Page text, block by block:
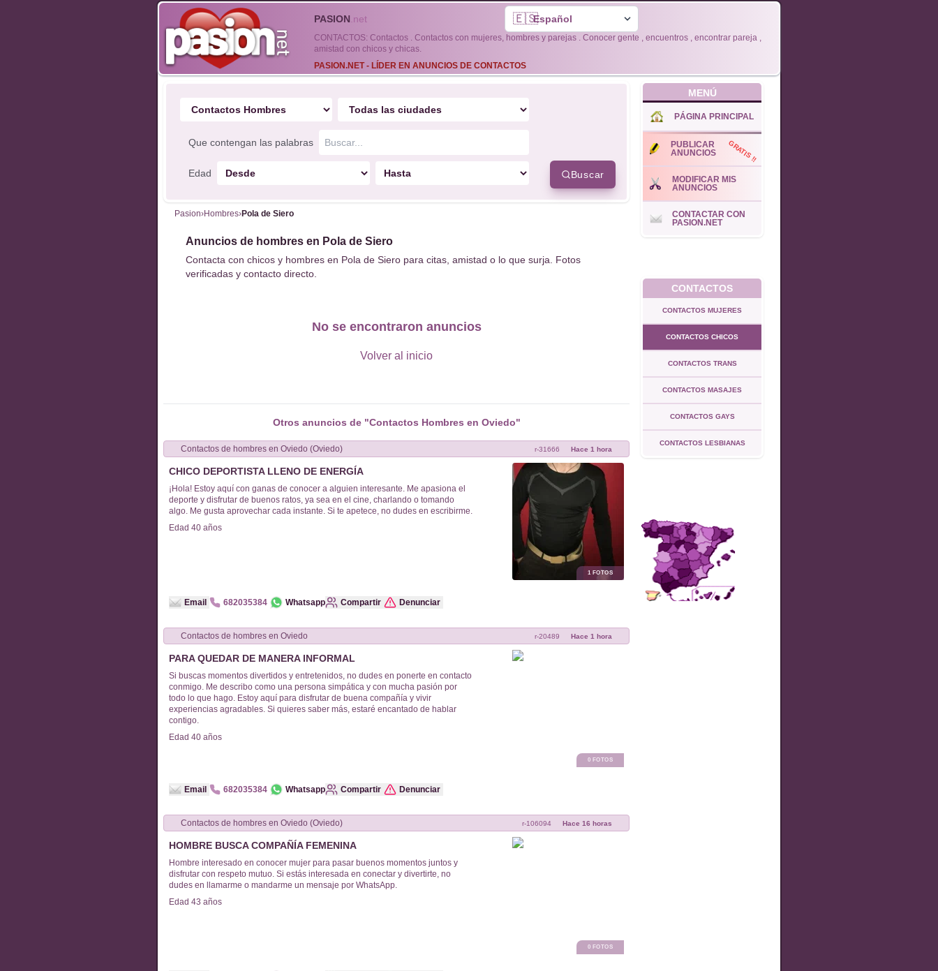
PASION .net 🇪🇸
CONTACTOS: Contactos . Contactos con mujeres, hombres y parejas . Conocer gente , encuentros , encontrar pareja ,
amistad con chicos y chicas.
PASION.NET - LÍDER EN ANUNCIOS DE CONTACTOS
Que contengan las palabras
Edad Buscar
Pasion›Hombres›Pola de Siero
Anuncios de hombres en Pola de Siero
Contacta con chicos y hombres en Pola de Siero para citas, amistad o lo que surja. Fotos
verificadas y contacto directo.
No se encontraron anuncios
Volver al inicio
Otros anuncios de "Contactos Hombres en Oviedo"
Contactos de hombres en Oviedo (Oviedo) r-31666 Hace 1 hora
CHICO DEPORTISTA LLENO DE ENERGÍA
¡Hola! Estoy aquí con ganas de conocer a alguien interesante. Me apasiona el
deporte y disfrutar de buenos ratos, ya sea en el cine, charlando o tomando
algo. Me gusta aprovechar cada instante. Si te apetece, no dudes en escribirme.
Edad 40 años
1FOTOS
Email 682035384 Whatsapp Compartir Denunciar
Contactos de hombres en Oviedo r-20489 Hace 1 hora
PARA QUEDAR DE MANERA INFORMAL
Si buscas momentos divertidos y entretenidos, no dudes en ponerte en contacto
conmigo. Me describo como una persona simpática y con mucha pasión por
todo lo que hago. Estoy aquí para disfrutar de buena compañía y vivir
experiencias agradables. Si quieres saber más, estaré encantado de hablar
contigo.
Edad 40 años
0 FOTOS
Email 682035384 Whatsapp Compartir Denunciar
Contactos de hombres en Oviedo (Oviedo) r-106094 Hace 16 horas
HOMBRE BUSCA COMPAÑÍA FEMENINA
Hombre interesado en conocer mujer para pasar buenos momentos juntos y
disfrutar con respeto mutuo. Si estás interesada en conectar y divertirte, no
dudes en llamarme o mandarme un mensaje por WhatsApp.
Edad 43 años
0 FOTOS
MENÚ
PÁGINA PRINCIPAL
PUBLICAR
ANUNCIOS
GRATIS !!
MODIFICAR MIS
ANUNCIOS
CONTACTAR CON
PASION.NET
CONTACTOS
CONTACTOS MUJERES
CONTACTOS CHICOS
CONTACTOS TRANS
CONTACTOS MASAJES
CONTACTOS GAYS
CONTACTOS LESBIANAS